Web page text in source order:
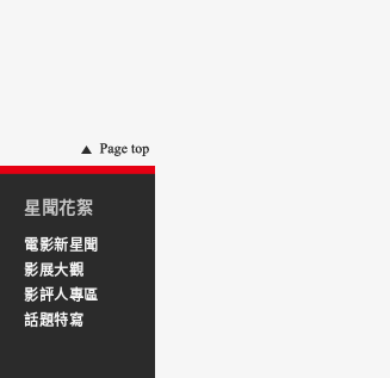
星聞花絮
電影新星聞
影展大觀
影評人專區
話題特寫